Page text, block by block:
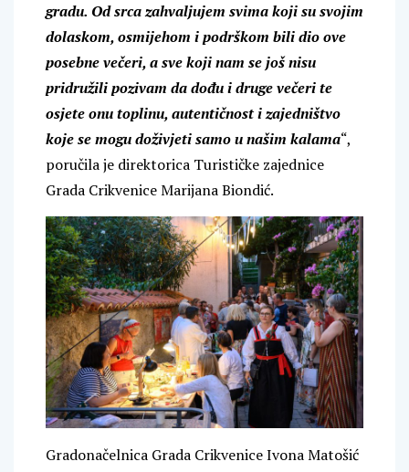
gradu. Od srca zahvaljujem svimakoji su svojim
dolaskom, osmijehom i podrškom bili dio ove
posebne večeri, a sve koji nam se još nisu
pridružili pozivam da dođu i druge večeri te
osjete onu toplinu, autentičnost i zajedništvo
koje se mogu doživjeti samo u našim kalama“,
poručila je direktorica Turističke zajednice
Grada Crikvenice Marijana Biondić.
Gradonačelnica Grada Crikvenice Ivona Matošić